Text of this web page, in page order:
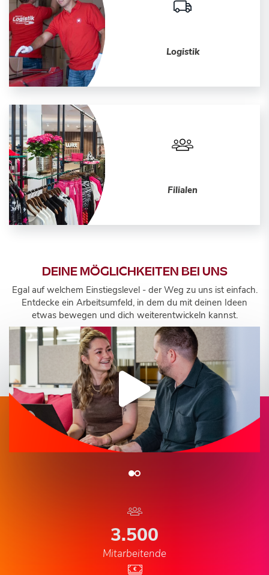
Logistik
Filialen
DEINE MÖGLICHKEITEN BEI UNS
Egal auf welchem Einstiegslevel - der Weg zu uns ist einfach.
Entdecke ein Arbeitsumfeld, in dem du mit deinen Ideen
etwas bewegen und dich weiterentwickeln kannst.
3.500
Mitarbeitende